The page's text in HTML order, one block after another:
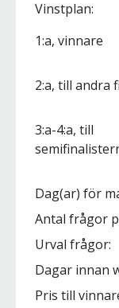
Vinstplan:
1:a, vinnare
2:a, till andra
3:a-4:a, till
Dag(ar) för
Antal frågor
Urval frågor:
Dagar innan
Pris till